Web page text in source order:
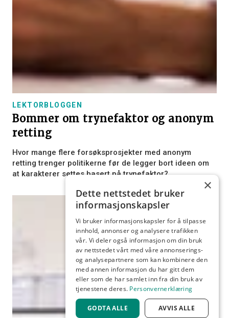
LEKTORBLOGGEN
Bommer om trynefaktor og anonym
retting
Hvor mange flere forsøksprosjekter med anonym
retting trenger politikerne før de legger bort ideen om
at karakterer settes basert på trynefaktor?
×
Dette nettstedet bruker
informasjonskapsler
Vi bruker informasjonskapsler for å tilpasse
innhold, annonser og analysere trafikken
vår. Vi deler også informasjon om din bruk
av nettstedet vårt med våre annonserings-
og analysepartnere som kan kombinere den
med annen informasjon du har gitt dem
eller som de har samlet inn fra din bruk av
tjenestene deres. Personvernerklæring
GODTA ALLE AVVIS ALLE